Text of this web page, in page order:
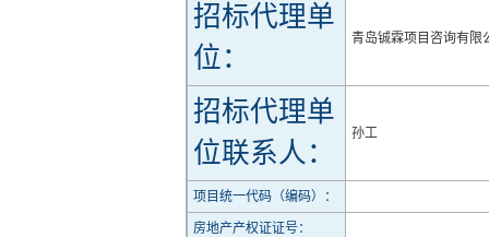
招标代理单
位：
青岛铖霖项目咨询有限
招标代理单
位联系人：
孙工
项目统一代码（编码）：
房地产产权证证号：